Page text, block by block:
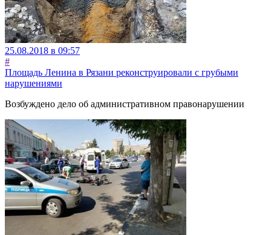
25.08.2018 в 09:57
#
Площадь Ленина в Рязани реконструировали с грубыми
нарушениями
Возбуждено дело об административном правонарушении